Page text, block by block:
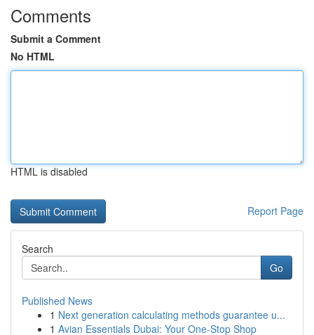
Comments
Submit a Comment
No HTML
HTML is disabled
Report Page
Search
Go
Published News
1 Next generation calculating methods guarantee u...
1 Avian Essentials Dubai: Your One-Stop Shop